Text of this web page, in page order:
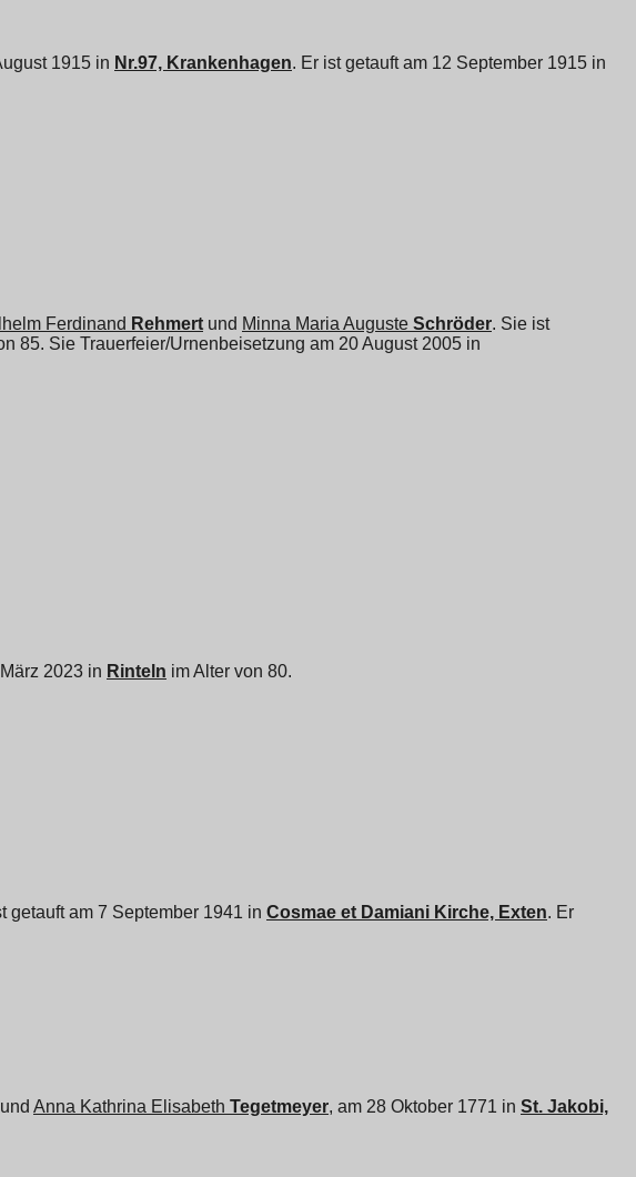
1915 in Nr.97, Krankenhagen. Er ist getauft am 12 September 1915 in
Ferdinand Rehmert und Minna Maria Auguste Schröder. Sie ist
85. Sie Trauerfeier/Urnenbeisetzung am 20 August 2005 in
2023 in Rinteln im Alter von 80.
getauft am 7 September 1941 in Cosmae et Damiani Kirche, Exten. Er
und Anna Kathrina Elisabeth Tegetmeyer, am 28 Oktober 1771 in St. Jakobi,